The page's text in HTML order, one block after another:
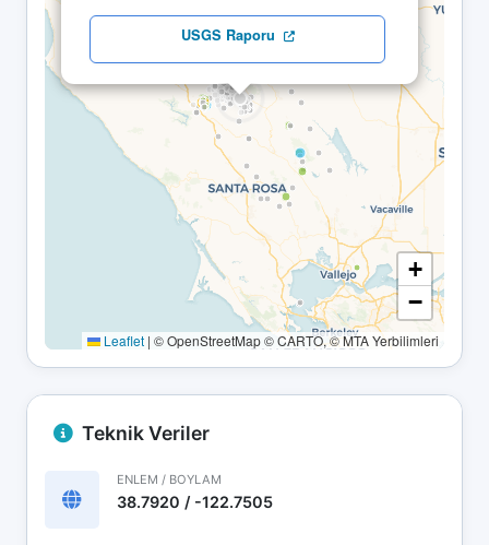
USGS Raporu
+
−
Leaflet | © OpenStreetMap © CARTO, © MTA Yerbilimleri
Teknik Veriler
ENLEM / BOYLAM
38.7920 / -122.7505